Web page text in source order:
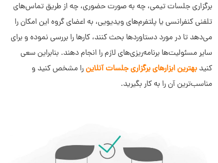
برگزاری جلسات تیمی، چه به صورت حضوری، چه از طریق تماس‌های
تلفنی کنفرانسی یا پلتفرم‌های ویدیویی، به اعضای گروه این امکان را
می‌دهد تا در مورد دستاوردها بحث کنند، کارها را بررسی نموده و برای
سایر مسئولیت‌ها برنامه‌ریزی‌های لازم را انجام دهند. بنابراین سعی
کنید بهترین ابزارهای برگزاری جلسات آنلاینرا مشخص کنید و
مناسب‌ترین آن را به کار بگیرید.